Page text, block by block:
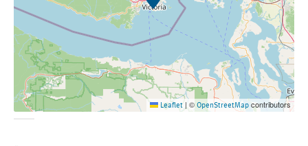
Leaflet © OpenStreetMap contributors